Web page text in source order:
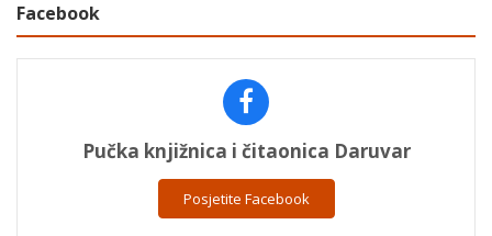
Facebook
Pučka knjižnica i čitaonica Daruvar
Posjetite Facebook